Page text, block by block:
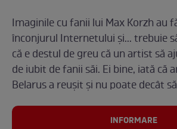
Imaginile cu fanii lui Max Korzh au
înconjurul Internetului și... trebuie
că e destul de greu că un artist să
de iubit de fanii săi. Ei bine, iată că
Belarus a reușit și nu poate decât
INFORMARE